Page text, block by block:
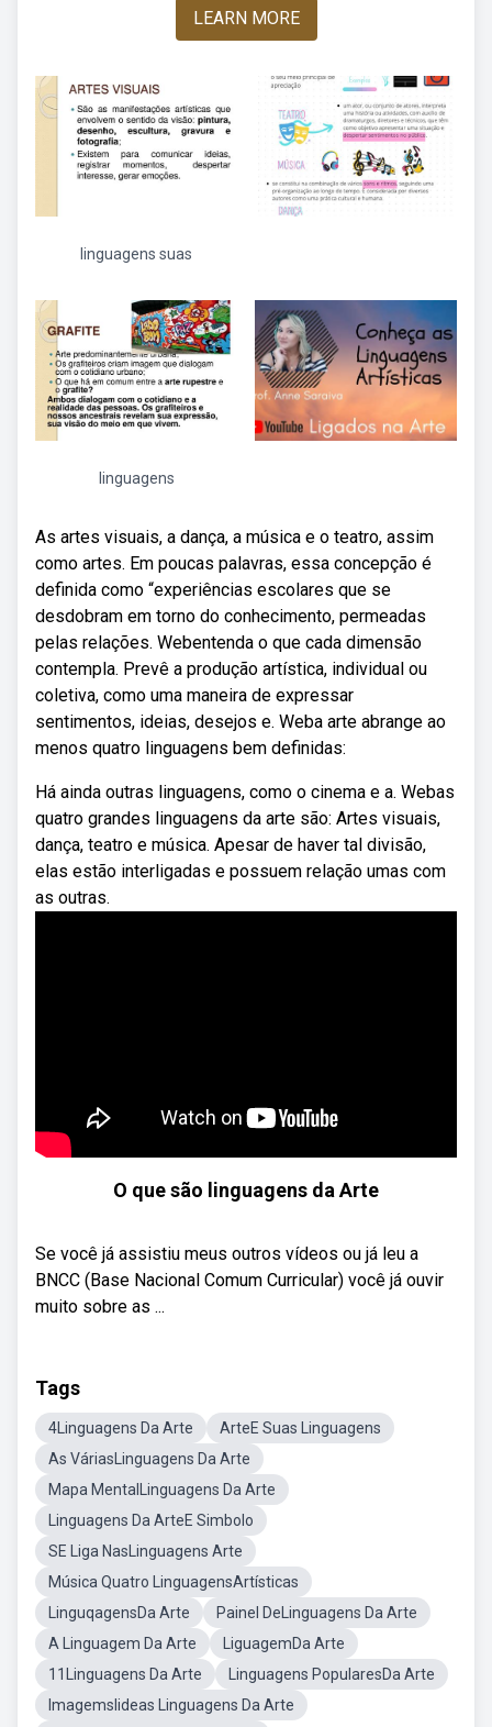
LEARN MORE
linguagens suas
linguagens
As artes visuais, a dança, a música e o teatro, assim
como artes. Em poucas palavras, essa concepção é
definida como “experiências escolares que se
desdobram em torno do conhecimento, permeadas
pelas relações. Webentenda o que cada dimensão
contempla. Prevê a produção artística, individual ou
coletiva, como uma maneira de expressar
sentimentos, ideias, desejos e. Weba arte abrange ao
menos quatro linguagens bem definidas:
Há ainda outras linguagens, como o cinema e a. Webas
quatro grandes linguagens da arte são: Artes visuais,
dança, teatro e música. Apesar de haver tal divisão,
elas estão interligadas e possuem relação umas com
as outras.
O que são linguagens da Arte
Se você já assistiu meus outros vídeos ou já leu a
BNCC (Base Nacional Comum Curricular) você já ouvir
muito sobre as ...
Tags
4Linguagens Da Arte
ArteE Suas Linguagens
As VáriasLinguagens Da Arte
Mapa MentalLinguagens Da Arte
Linguagens Da ArteE Simbolo
SE Liga NasLinguagens Arte
Música Quatro LinguagensArtísticas
LinguqagensDa Arte
Painel DeLinguagens Da Arte
A Linguagem Da Arte
LiguagemDa Arte
11Linguagens Da Arte
Linguagens PopularesDa Arte
Imagemslideas Linguagens Da Arte